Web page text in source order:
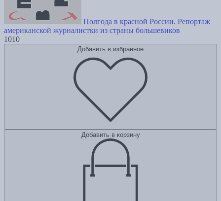
Полгода в красной России. Репортаж
американской журналистки из страны большевиков
1010
Добавить в избранное
Добавить в корзину